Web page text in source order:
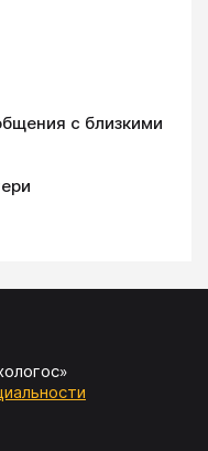
с близкими
»